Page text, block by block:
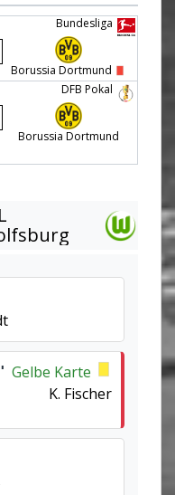
Bundesliga
Borussia Dortmund
DFB Pokal
Borussia Dortmund
Gelbe Karte
K. Fischer